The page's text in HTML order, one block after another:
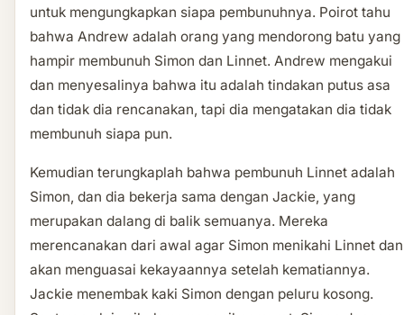
untuk mengungkapkan siapa pembunuhnya. Poirot tahu
bahwa Andrew adalah orang yang mendorong batu yang
hampir membunuh Simon dan Linnet. Andrew mengakui
dan menyesalinya bahwa itu adalah tindakan putus asa
dan tidak dia rencanakan, tapi dia mengatakan dia tidak
membunuh siapa pun.
Kemudian terungkaplah bahwa pembunuh Linnet adalah
Simon, dan dia bekerja sama dengan Jackie, yang
merupakan dalang di balik semuanya. Mereka
merencanakan dari awal agar Simon menikahi Linnet dan
akan menguasai kekayaannya setelah kematiannya.
Jackie menembak kaki Simon dengan peluru kosong.